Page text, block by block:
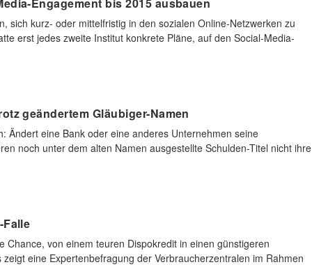
sich kurz- oder mittelfristig in den sozialen Online-Netzwerken zu
erst jedes zweite Institut konkrete Pläne, auf den Social-Media-
geändertem Gläubiger-Namen
Ändert eine Bank oder eine anderes Unternehmen seine
noch unter dem alten Namen ausgestellte Schulden-Titel nicht ihre
Chance, von einem teuren Dispokredit in einen günstigeren
eine Expertenbefragung der Verbraucherzentralen im Rahmen